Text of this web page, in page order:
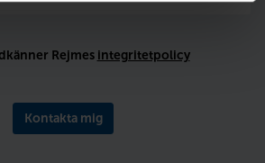
Rejmes integritetpolicy
Kontakta mig